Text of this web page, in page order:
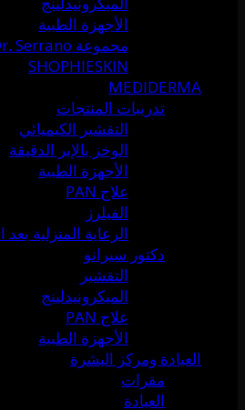
الأجهزة الطبية
مجموعة Dr. Serrano
SHOPHIESKIN
MEDIDERMA
تدريبات المنتجات
التقشير الكيميائي
الوخز بالإبر الدقيقة
الأجهزة الطبية
علاج PAN
الفيلرز
الرعاية المنزلية بعد
دكتور سيرانو
التقشير
الميكرونيدلينج
علاج PAN
الأجهزة الطبية
العيادة ومركز البشرة
مقرات
العيادة